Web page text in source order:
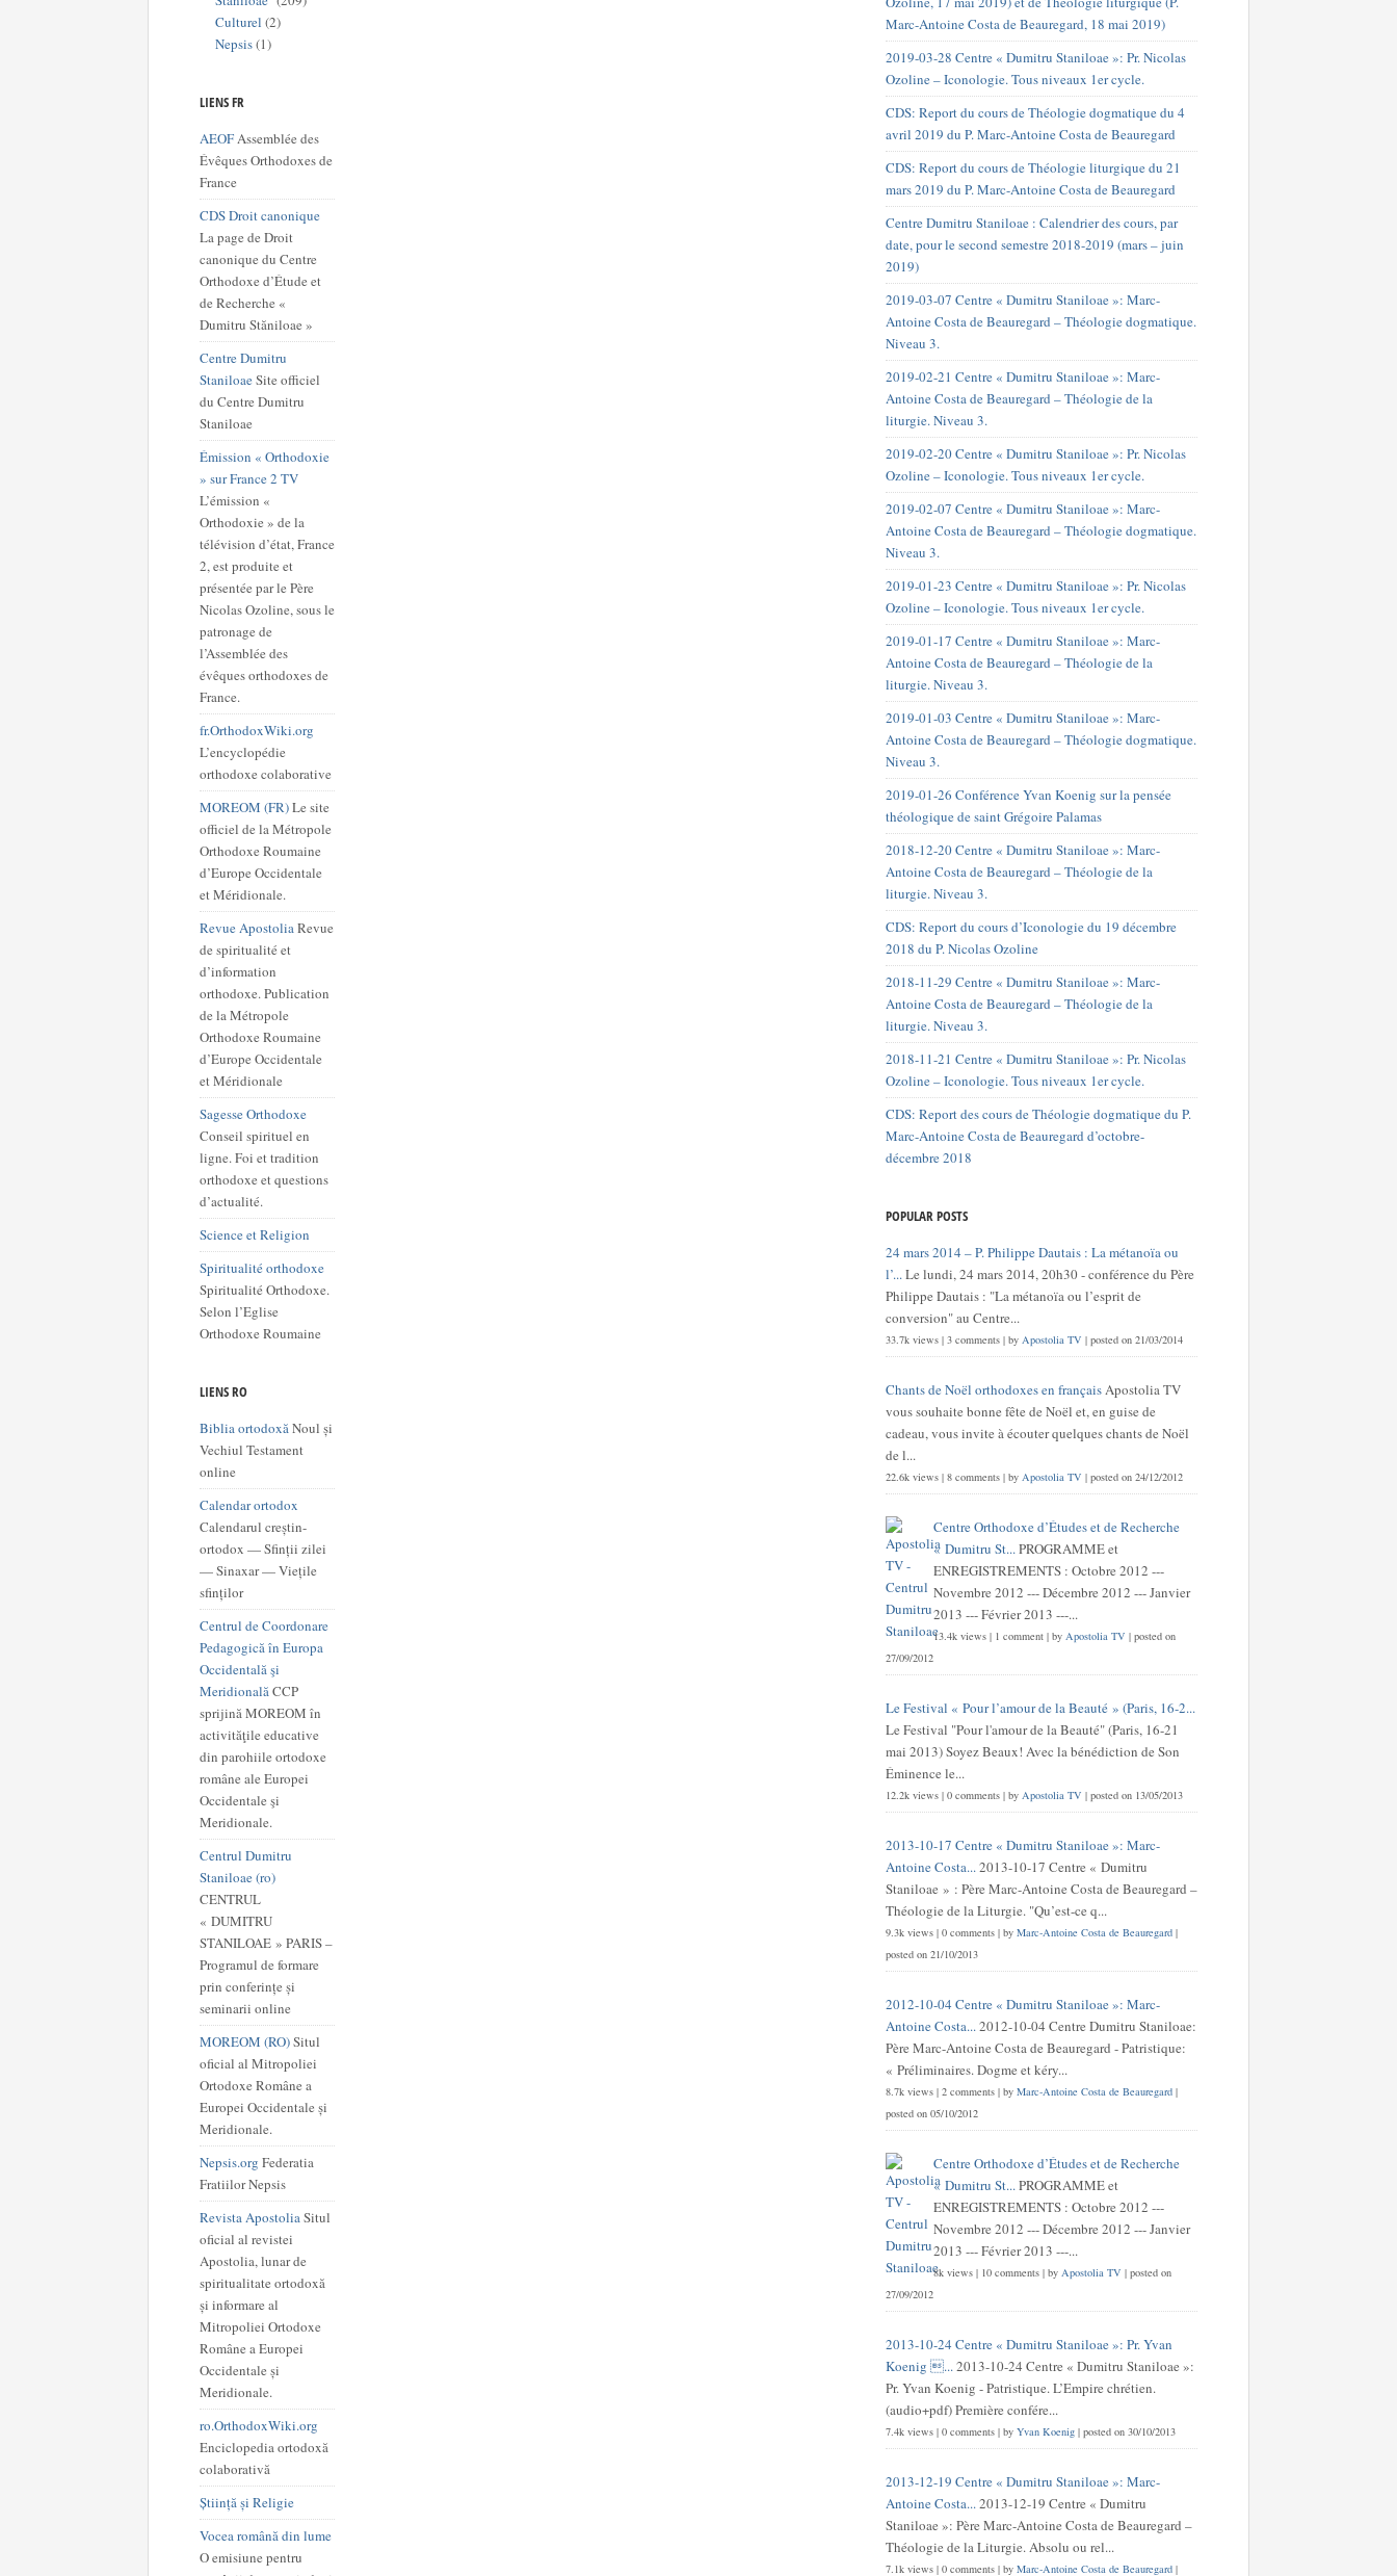
Culturel (2)
Nepsis(1)
LIENS FR
AEOFAssemblée des
Évêques Orthodoxes de
France
CDS Droit canonique
La page de Droit
canonique du Centre
Orthodoxe d’Étude et
de Recherche «
Dumitru Stăniloae »
Centre Dumitru
StaniloaeSite officiel
du Centre Dumitru
Staniloae
Émission « Orthodoxie
» sur France 2 TV
L’émission «
Orthodoxie » de la
télévision d’état, France
2, est produite et
présentée par le Père
Nicolas Ozoline, sous le
patronage de
l’Assemblée des
évêques orthodoxes de
France.
fr.OrthodoxWiki.org
L’encyclopédie
orthodoxe colaborative
MOREOM (FR)Le site
officiel de la Métropole
Orthodoxe Roumaine
d’Europe Occidentale
et Méridionale.
Revue ApostoliaRevue
de spiritualité et
d’information
orthodoxe. Publication
de la Métropole
Orthodoxe Roumaine
d’Europe Occidentale
et Méridionale
Sagesse Orthodoxe
Conseil spirituel en
ligne. Foi et tradition
orthodoxe et questions
d’actualité.
Science et Religion
Spiritualité orthodoxe
Spiritualité Orthodoxe.
Selon l’Eglise
Orthodoxe Roumaine
LIENS RO
Biblia ortodoxăNoul și
Vechiul Testament
online
Calendar ortodox
Calendarul creștin-
ortodox — Sfinții zilei
— Sinaxar — Viețile
sfinților
Centrul de Coordonare
Pedagogică în Europa
Occidentală şi
MeridionalăCCP
sprijină MOREOM în
activităţile educative
din parohiile ortodoxe
române ale Europei
Occidentale şi
Meridionale.
Centrul Dumitru
Staniloae (ro)
CENTRUL
« DUMITRU
STANILOAE » PARIS –
Programul de formare
prin conferințe și
seminarii online
MOREOM (RO)Situl
oficial al Mitropoliei
Ortodoxe Române a
Europei Occidentale și
Meridionale.
Nepsis.org Federatia
Fratiilor Nepsis
Revista ApostoliaSitul
oficial al revistei
Apostolia, lunar de
spiritualitate ortodoxă
și informare al
Mitropoliei Ortodoxe
Române a Europei
Occidentale și
Meridionale.
ro.OrthodoxWiki.org
Enciclopedia ortodoxă
colaborativă
Știință și Religie
Vocea română din lume
O emisiune pentru
Marc-Antoine Costa de Beauregard, 18 mai 2019)
2019-03-28 Centre « Dumitru Staniloae »: Pr. Nicolas
Ozoline – Iconologie. Tous niveaux 1er cycle.
CDS: Report du cours de Théologie dogmatique du 4
avril 2019 du P. Marc-Antoine Costa de Beauregard
CDS: Report du cours de Théologie liturgique du 21
mars 2019 du P. Marc-Antoine Costa de Beauregard
Centre Dumitru Staniloae : Calendrier des cours, par
date, pour le second semestre 2018-2019 (mars – juin
2019)
2019-03-07 Centre « Dumitru Staniloae »: Marc-
Antoine Costa de Beauregard – Théologie dogmatique.
Niveau 3.
2019-02-21 Centre « Dumitru Staniloae »: Marc-
Antoine Costa de Beauregard – Théologie de la
liturgie. Niveau 3.
2019-02-20 Centre « Dumitru Staniloae »: Pr. Nicolas
Ozoline – Iconologie. Tous niveaux 1er cycle.
2019-02-07 Centre « Dumitru Staniloae »: Marc-
Antoine Costa de Beauregard – Théologie dogmatique.
Niveau 3.
2019-01-23 Centre « Dumitru Staniloae »: Pr. Nicolas
Ozoline – Iconologie. Tous niveaux 1er cycle.
2019-01-17 Centre « Dumitru Staniloae »: Marc-
Antoine Costa de Beauregard – Théologie de la
liturgie. Niveau 3.
2019-01-03 Centre « Dumitru Staniloae »: Marc-
Antoine Costa de Beauregard – Théologie dogmatique.
Niveau 3.
2019-01-26 Conférence Yvan Koenig sur la pensée
théologique de saint Grégoire Palamas
2018-12-20 Centre « Dumitru Staniloae »: Marc-
Antoine Costa de Beauregard – Théologie de la
liturgie. Niveau 3.
CDS: Report du cours d’Iconologie du 19 décembre
2018 du P. Nicolas Ozoline
2018-11-29 Centre « Dumitru Staniloae »: Marc-
Antoine Costa de Beauregard – Théologie de la
liturgie. Niveau 3.
2018-11-21 Centre « Dumitru Staniloae »: Pr. Nicolas
Ozoline – Iconologie. Tous niveaux 1er cycle.
CDS: Report des cours de Théologie dogmatique du P.
Marc-Antoine Costa de Beauregard d’octobre-
décembre 2018
POPULAR POSTS
24 mars 2014 – P. Philippe Dautais : La métanoïa ou
l’...Le lundi, 24 mars 2014, 20h30 - conférence du Père
Philippe Dautais : "La métanoïa ou l’esprit de
conversion" au Centre...
33.7k views | 3 comments | by Apostolia TV | posted on 21/03/2014
Chants de Noël orthodoxes en françaisApostolia TV
vous souhaite bonne fête de Noël et, en guise de
cadeau, vous invite à écouter quelques chants de Noël
de l...
22.6k views | 8 comments | by Apostolia TV | posted on 24/12/2012
Centre Orthodoxe d’Études et de Recherche
« Dumitru St...PROGRAMME et
ENREGISTREMENTS : Octobre 2012 ---
Novembre 2012 --- Décembre 2012 --- Janvier
2013 --- Février 2013 ---...
13.4k views | 1 comment | by Apostolia TV | posted on
27/09/2012
Le Festival « Pour l’amour de la Beauté » (Paris, 16-2...
Le Festival "Pour l'amour de la Beauté" (Paris, 16-21
mai 2013) Soyez Beaux! Avec la bénédiction de Son
Éminence le...
12.2k views | 0 comments | by Apostolia TV | posted on 13/05/2013
2013-10-17 Centre « Dumitru Staniloae »: Marc-
Antoine Costa...2013-10-17 Centre « Dumitru
Staniloae » : Père Marc-Antoine Costa de Beauregard –
Théologie de la Liturgie. "Qu’est-ce q...
9.3k views | 0 comments | by Marc-Antoine Costa de Beauregard |
posted on 21/10/2013
2012-10-04 Centre « Dumitru Staniloae »: Marc-
Antoine Costa...2012-10-04 Centre Dumitru Staniloae:
Père Marc-Antoine Costa de Beauregard - Patristique:
« Préliminaires. Dogme et kéry...
8.7k views | 2 comments | by Marc-Antoine Costa de Beauregard |
posted on 05/10/2012
Centre Orthodoxe d’Études et de Recherche
« Dumitru St...PROGRAMME et
ENREGISTREMENTS : Octobre 2012 ---
Novembre 2012 --- Décembre 2012 --- Janvier
2013 --- Février 2013 ---...
8k views | 10 comments | by Apostolia TV | posted on
27/09/2012
2013-10-24 Centre « Dumitru Staniloae »: Pr. Yvan
Koenig ...2013-10-24 Centre « Dumitru Staniloae »:
Pr. Yvan Koenig - Patristique. L’Empire chrétien.
(audio+pdf) Première confére...
7.4k views | 0 comments | by Yvan Koenig | posted on 30/10/2013
2013-12-19 Centre « Dumitru Staniloae »: Marc-
Antoine Costa...2013-12-19 Centre « Dumitru
Staniloae »: Père Marc-Antoine Costa de Beauregard –
Théologie de la Liturgie. Absolu ou rel...
7.1k views | 0 comments | by Marc-Antoine Costa de Beauregard |